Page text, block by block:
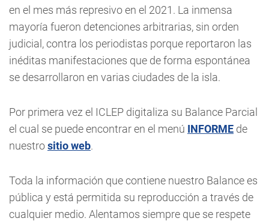
en el mes más represivo en el 2021. La inmensa
mayoría fueron detenciones arbitrarias, sin orden
judicial, contra los periodistas porque reportaron las
inéditas manifestaciones que de forma espontánea
se desarrollaron en varias ciudades de la isla.
Por primera vez el ICLEP digitaliza su Balance Parcial
el cual se puede encontrar en el menú INFORME de
nuestrositio web.
Toda la información que contiene nuestro Balance es
pública y está permitida su reproducción a través de
cualquier medio. Alentamos siempre que se respete